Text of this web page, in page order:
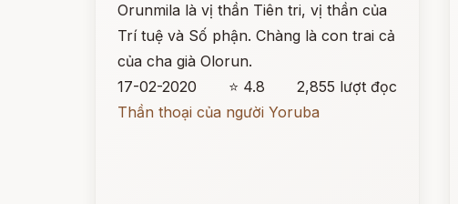
Orunmila là vị thần Tiên tri, vị thần của
Trí tuệ và Số phận. Chàng là con trai cả
của cha già Olorun.
17-02-2020
⭐ 4.8
2,855 lượt đọc
Thần thoại của người Yoruba